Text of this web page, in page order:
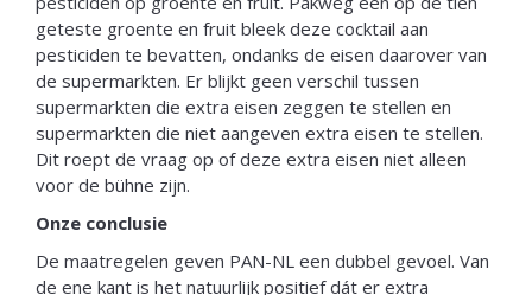
geteste groente en fruit bleek deze cocktail aan
pesticiden te bevatten, ondanks de eisen daarover van
de supermarkten. Er blijkt geen verschil tussen
supermarkten die extra eisen zeggen te stellen en
supermarkten die niet aangeven extra eisen te stellen.
Dit roept de vraag op of deze extra eisen niet alleen
voor de bühne zijn.
Onze conclusie
De maatregelen geven PAN-NL een dubbel gevoel. Van
de ene kant is het natuurlijk positief dát er extra